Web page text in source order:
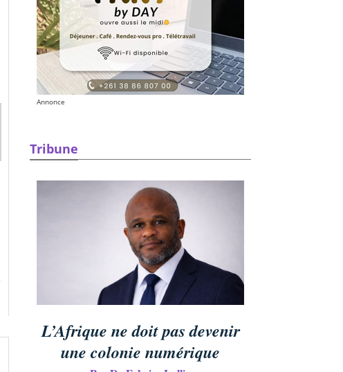
Annonce
Tribune
L’Afrique ne doit pas devenir
une colonie numérique